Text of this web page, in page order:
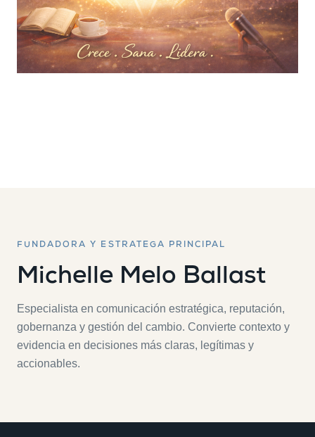
FUNDADORA Y ESTRATEGA PRINCIPAL
Michelle Melo Ballast
Especialista en comunicación estratégica, reputación,
gobernanza y gestión del cambio. Convierte contexto y
evidencia en decisiones más claras, legítimas y
accionables.